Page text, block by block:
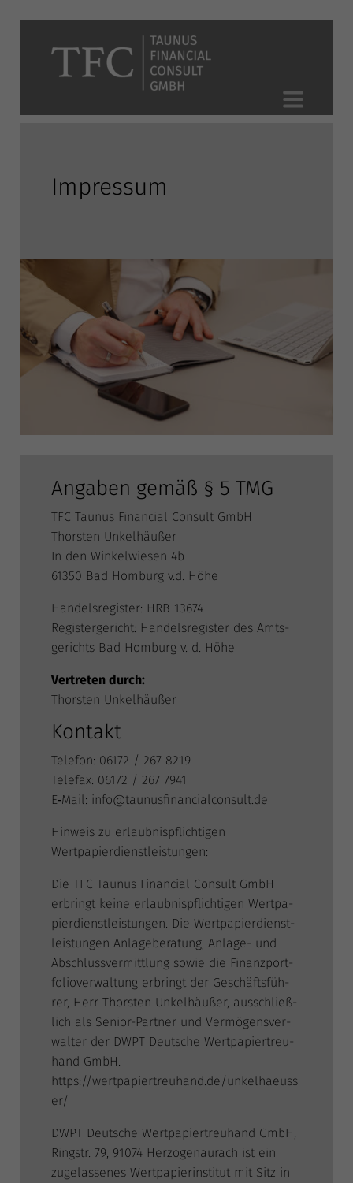
Impressum
Angaben gemäß § 5 TMG
TFC Tau­nus Finan­cial Con­sult GmbH
Thors­ten Unkelhäußer
In den Win­kel­wie­sen 4b
61350 Bad Hom­burg v.d. Höhe
Han­dels­re­gis­ter: HRB 13674
Regis­ter­ge­richt: Han­dels­re­gis­ter des Amts­
ge­richts Bad Hom­burg v. d. Höhe
Ver­tre­ten durch:
Thors­ten Unkelhäußer
Kontakt
Tele­fon: 06172 / 267 8219
Tele­fax: 06172 / 267 7941
E‑Mail: info@taunusfinancialconsult.de
Hin­weis zu erlaub­nis­pflich­ti­gen
Wertpapierdienstleistungen:
Die TFC Tau­nus Finan­cial Con­sult GmbH
erbringt kei­ne erlaub­nis­pflich­ti­gen Wert­pa­
pier­dienst­leis­tun­gen. Die Wert­pa­pier­dienst­
leis­tun­gen Anla­ge­be­ra­tung, Anla­ge- und
Abschluss­ver­mitt­lung sowie die Finanz­port­
fo­lio­ver­wal­tung erbringt der Geschäfts­füh­
rer, Herr Thors­ten Unkel­h­äu­ßer, aus­schließ­
lich als Seni­or-Part­ner und Ver­mö­gens­ver­
wal­ter der DWPT Deut­sche Wert­pa­pier­treu­
hand GmbH.
https://wertpapiertreuhand.de/unkelhaeuss
er/
DWPT Deut­sche Wert­pa­pier­treu­hand GmbH,
Ring­str. 79, 91074 Her­zo­gen­au­rach ist ein
zuge­las­se­nes Wert­pa­pier­in­sti­tut mit Sitz in